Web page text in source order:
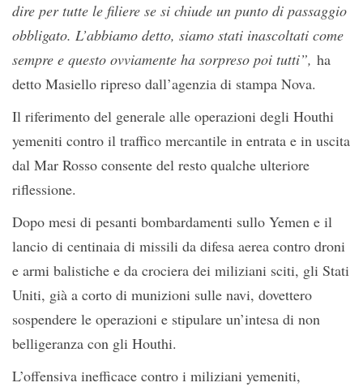
dire per tutte le filiere se si chiude un punto di passaggio
obbligato. L’abbiamo detto, siamo stati inascoltati come
sempre e questo ovviamente ha sorpreso poi tutti”, ha
detto Masiello ripreso dall’agenzia di stampa Nova.
Il riferimento del generale alle operazioni degli Houthi
yemeniti contro il traffico mercantile in entrata e in uscita
dal Mar Rosso consente del resto qualche ulteriore
riflessione.
Dopo mesi di pesanti bombardamenti sullo Yemen e il
lancio di centinaia di missili da difesa aerea contro droni
e armi balistiche e da crociera dei miliziani sciti, gli Stati
Uniti, già a corto di munizioni sulle navi, dovettero
sospendere le operazioni e stipulare un’intesa di non
belligeranza con gli Houthi.
L’offensiva inefficace contro i miliziani yemeniti,